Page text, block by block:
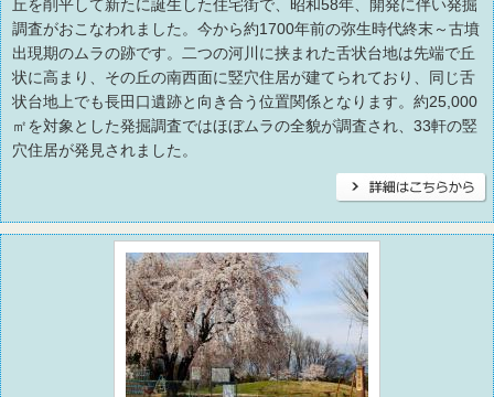
丘を削平して新たに誕生した住宅街で、昭和58年、開発に伴い発掘
調査がおこなわれました。今から約1700年前の弥生時代終末～古墳
出現期のムラの跡です。二つの河川に挟まれた舌状台地は先端で丘
状に高まり、その丘の南西面に竪穴住居が建てられており、同じ舌
状台地上でも長田口遺跡と向き合う位置関係となります。約25,000
㎡を対象とした発掘調査ではほぼムラの全貌が調査され、33軒の竪
穴住居が発見されました。